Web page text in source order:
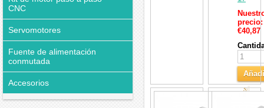
CNC
Servomotores
Fuente de alimentación
conmutada
Accesorios
precio:
€40,87
al